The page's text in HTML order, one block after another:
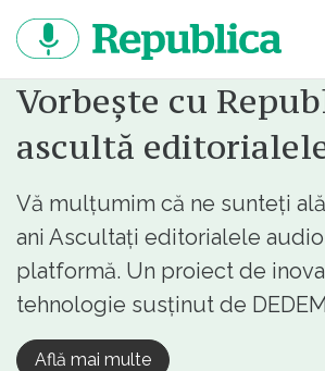
continut
Vorbește cu
ascultă
Vă mulțumim că ne sunteți
ani Ascultați editorialele
platformă. Un proiect de
tehnologie susținut de
Află mai multe